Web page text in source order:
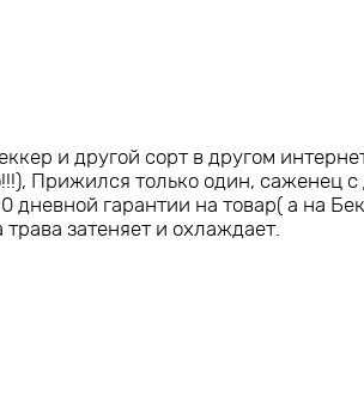
и другой сорт в другом
Прижился только один, саженец с
гарантии на товар( а на
затеняет и охлаждает.